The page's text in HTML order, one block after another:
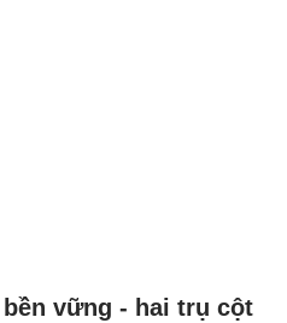
vững - hai trụ cột